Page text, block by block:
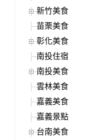
新竹美食
苗栗美食
彰化美食
南投住宿
南投美食
雲林美食
嘉義美食
嘉義景點
台南美食